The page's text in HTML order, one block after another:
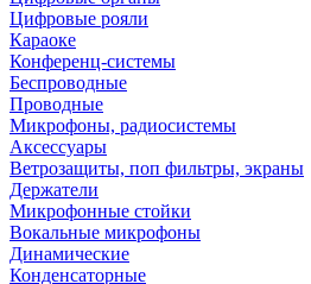
Цифровые рояли
Караоке
Конференц-системы
Беспроводные
Проводные
Микрофоны, радиосистемы
Аксессуары
Ветрозащиты, поп фильтры, экраны
Держатели
Микрофонные стойки
Вокальные микрофоны
Динамические
Конденсаторные